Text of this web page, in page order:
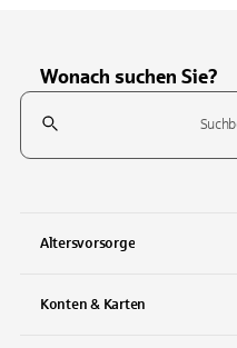
Wonach suchen Sie?
Suchfeld
Altersvorsorge
Konten & Karten